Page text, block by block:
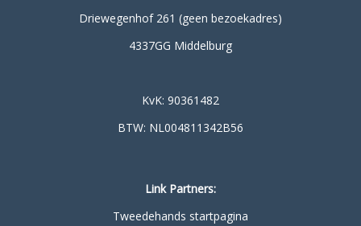
Driewegenhof 261 (geen bezoekadres)
4337GG Middelburg
KvK: 90361482
BTW: NL004811342B56
Link Partners:
Tweedehands startpagina